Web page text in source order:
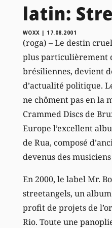
latin:
WOXX | 17.08.2001
(roga) – Le destin
plus particulièrement
brésiliennes, devient
d’actualité politique.
ne chôment pas en la
Crammed Discs de
Europe l’excellent
de Rua, composé
devenus des
En 2000, le label Mr.
streetangels, un
profit de projets de
Rio. Toute une